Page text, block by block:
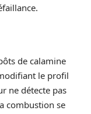
de calamine
le profil
ne détecte pas
combustion se